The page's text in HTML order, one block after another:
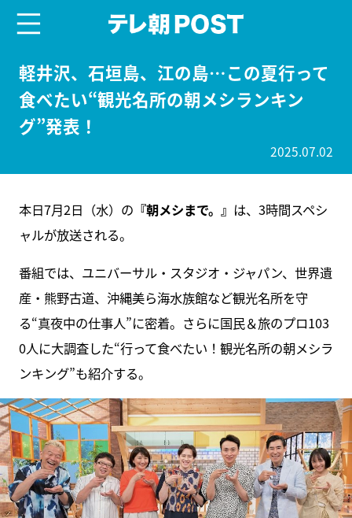
軽井沢、石垣島、江の島…この夏行って
食べたい“観光名所の朝メシランキン
グ”発表！
2025.07.02
本日7月2日（水）の 『朝メシまで。』 は、3時間スペシ
ャルが放送される。
番組では、ユニバーサル・スタジオ・ジャパン、世界遺
産・熊野古道、沖縄美ら海水族館など観光名所を守
る“真夜中の仕事人”に密着。さらに国民＆旅のプロ103
0人に大調査した“行って食べたい！観光名所の朝メシラ
ンキング”も紹介する。